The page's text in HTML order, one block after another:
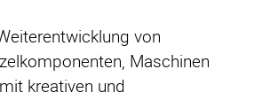
von
Maschinen
kreativen und